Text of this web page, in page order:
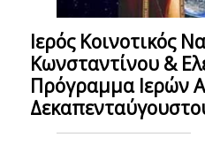
Ιερός Κοινοτικός
Κωνσταντίνου &
Πρόγραμμα Ιερών